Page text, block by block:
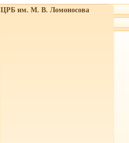
ЦРБ им. М. В. Ломоносова